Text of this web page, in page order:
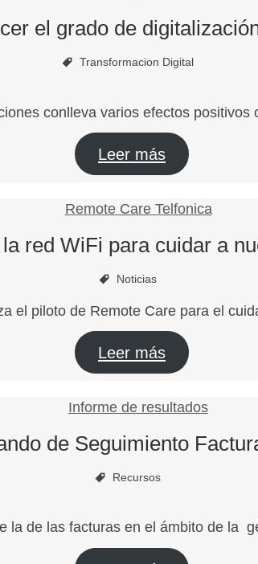
el grado de
Transformacion Digital
conlleva varios efectos
Leer más
red WiFi para cuidar a
Noticias
el piloto de Remote Care para el
Leer más
de Seguimiento
Recursos
la de las facturas en el ámbito de la